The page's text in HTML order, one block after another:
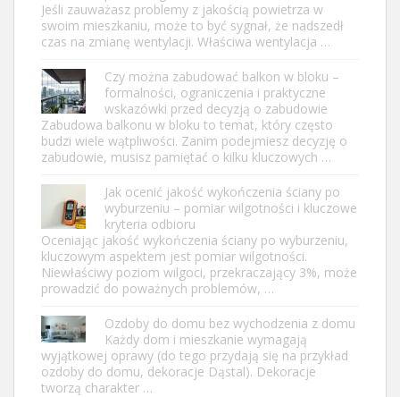
Jeśli zauważasz problemy z jakością powietrza w
swoim mieszkaniu, może to być sygnał, że nadszedł
czas na zmianę wentylacji. Właściwa wentylacja …
Czy można zabudować balkon w bloku –
formalności, ograniczenia i praktyczne
wskazówki przed decyzją o zabudowie
Zabudowa balkonu w bloku to temat, który często
budzi wiele wątpliwości. Zanim podejmiesz decyzję o
zabudowie, musisz pamiętać o kilku kluczowych …
Jak ocenić jakość wykończenia ściany po
wyburzeniu – pomiar wilgotności i kluczowe
kryteria odbioru
Oceniając jakość wykończenia ściany po wyburzeniu,
kluczowym aspektem jest pomiar wilgotności.
Niewłaściwy poziom wilgoci, przekraczający 3%, może
prowadzić do poważnych problemów, …
Ozdoby do domu bez wychodzenia z domu
Każdy dom i mieszkanie wymagają
wyjątkowej oprawy (do tego przydają się na przykład
ozdoby do domu, dekoracje Dąstal). Dekoracje
tworzą charakter …